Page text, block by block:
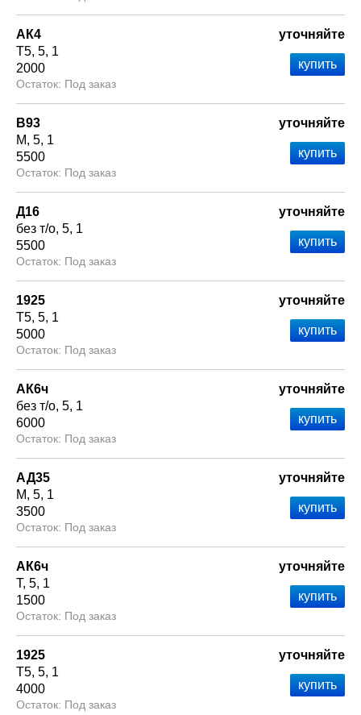
АК4
Т5 5 1
2000
Под заказ
уточняйте
В93
М 5 1
5500
Под заказ
уточняйте
Д16
без т/о 5 1
5500
Под заказ
уточняйте
1925
Т5 5 1
5000
Под заказ
уточняйте
АК6ч
без т/о 5 1
6000
Под заказ
уточняйте
АД35
М 5 1
3500
Под заказ
уточняйте
АК6ч
Т 5 1
1500
Под заказ
уточняйте
1925
Т5 5 1
4000
Под заказ
уточняйте